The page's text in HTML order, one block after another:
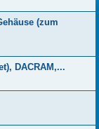
(zum
DACRAM,...